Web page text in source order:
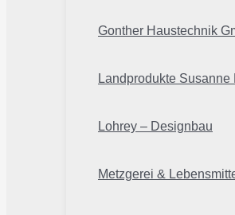
Gonther Haustechnik
Landprodukte Susanne
Lohrey – Designbau
Metzgerei &